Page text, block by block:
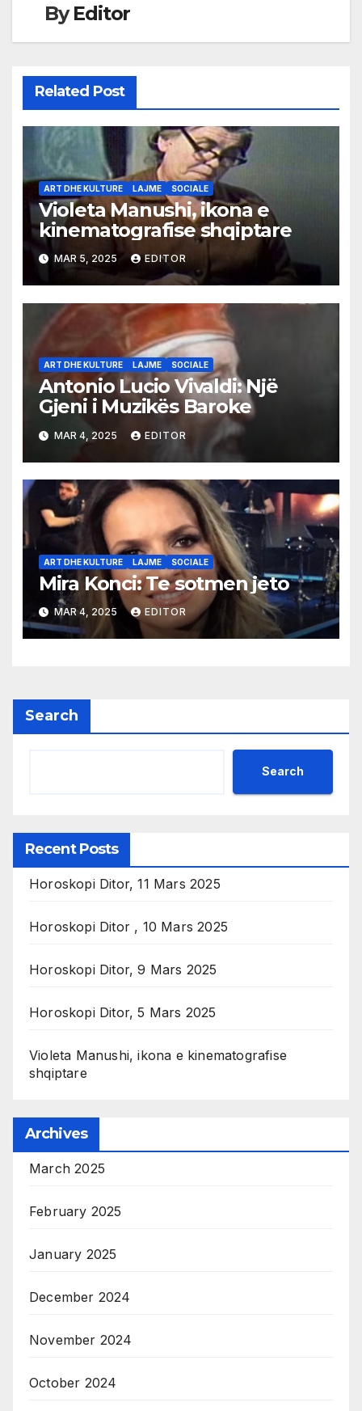
ByEditor
Related Post
ART DHE KULTURE LAJME SOCIALE
Violeta Manushi, ikona e
kinematografise shqiptare
MAR 5, 2025 EDITOR
ART DHE KULTURE LAJME SOCIALE
Antonio Lucio Vivaldi: Një
Gjeni i Muzikës Baroke
MAR 4, 2025 EDITOR
ART DHE KULTURE LAJME SOCIALE
Mira Konci: Te sotmen jeto
MAR 4, 2025 EDITOR
Search
Search
Recent Posts
Horoskopi Ditor, 11 Mars 2025
Horoskopi Ditor , 10 Mars 2025
Horoskopi Ditor, 9 Mars 2025
Horoskopi Ditor, 5 Mars 2025
Violeta Manushi, ikona e kinematografise
shqiptare
Archives
March 2025
February 2025
January 2025
December 2024
November 2024
October 2024